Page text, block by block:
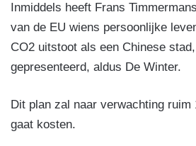
Inmiddels heeft Frans
van de EU wiens persoonlijke
CO2 uitstoot als een Chinese
gepresenteerd, aldus De Winter.
Dit plan zal naar verwachting ruim
gaat kosten.